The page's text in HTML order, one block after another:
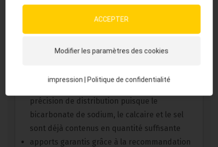
hautes performances
plus de lait disponible à la vente grâce à des
vaches préparées aux hautes performances,
avec des mamelles et des onglons sains
précision de distribution puisque le
bicarbonate de sodium, le calcaire et le sel
sont déjà contenus en quantité suffisante
apports garantis grâce à la recommandation
ACCEPTER
Modifier les paramètres des cookies
impression | Politique de confidentialité